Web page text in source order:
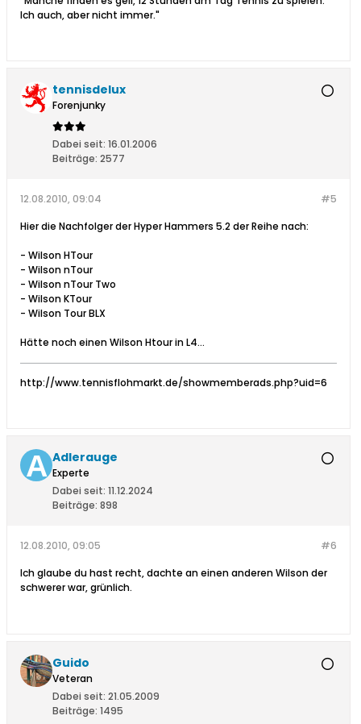
Ich auch, aber nicht immer."
tennisdelux
Forenjunky
Dabei seit: 16.01.2006
Beiträge: 2577
#5
12.08.2010, 09:04
Hier die Nachfolger der Hyper Hammers 5.2 der Reihe nach:
- Wilson HTour
- Wilson nTour
- Wilson nTour Two
- Wilson KTour
- Wilson Tour BLX
Hätte noch einen Wilson Htour in L4...
http://www.tennisflohmarkt.de/showmemberads.php?uid=6
Adlerauge
Experte
Dabei seit: 11.12.2024
Beiträge: 898
#6
12.08.2010, 09:05
Ich glaube du hast recht, dachte an einen anderen Wilson der
schwerer war, grünlich.
Guido
Veteran
Dabei seit: 21.05.2009
Beiträge: 1495